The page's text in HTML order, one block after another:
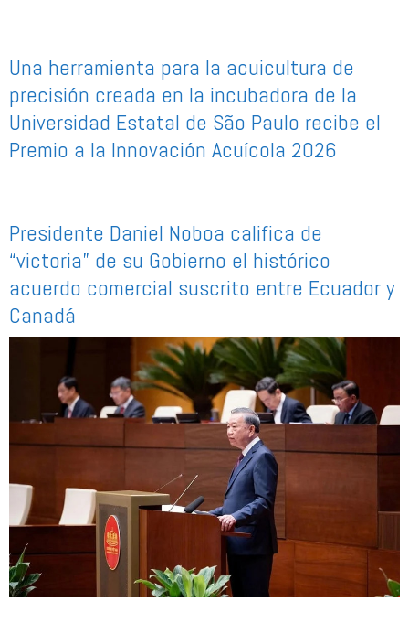
Una herramienta para la acuicultura de
precisión creada en la incubadora de la
Universidad Estatal de São Paulo recibe el
Premio a la Innovación Acuícola 2026
Presidente Daniel Noboa califica de
“victoria” de su Gobierno el histórico
acuerdo comercial suscrito entre Ecuador y
Canadá